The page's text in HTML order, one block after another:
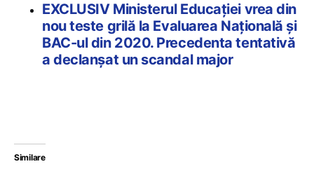
EXCLUSIV Ministerul Educației vrea din
nou teste grilă la Evaluarea Națională și
BAC-ul din 2020. Precedenta tentativă
a declanșat un scandal major
Similare